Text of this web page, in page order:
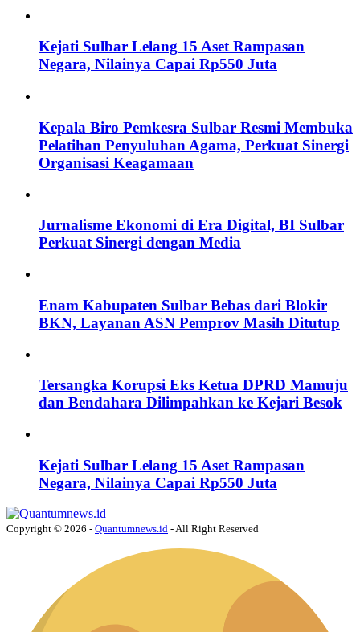
Kejati Sulbar Lelang 15 Aset Rampasan
Negara, Nilainya Capai Rp550 Juta
Kepala Biro Pemkesra Sulbar Resmi Membuka
Pelatihan Penyuluhan Agama, Perkuat Sinergi
Organisasi Keagamaan
Jurnalisme Ekonomi di Era Digital, BI Sulbar
Perkuat Sinergi dengan Media
Enam Kabupaten Sulbar Bebas dari Blokir
BKN, Layanan ASN Pemprov Masih Ditutup
Tersangka Korupsi Eks Ketua DPRD Mamuju
dan Bendahara Dilimpahkan ke Kejari Besok
Kejati Sulbar Lelang 15 Aset Rampasan
Negara, Nilainya Capai Rp550 Juta
Copyright © 2026 - Quantumnews.id - All Right Reserved